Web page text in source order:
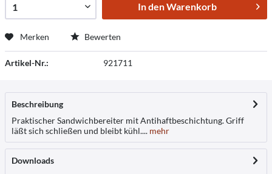
In denWarenkorb
Merken Bewerten
Artikel-Nr.: 921711
Beschreibung
Praktischer Sandwichbereiter mit Antihaftbeschichtung. Griff
läßt sich schließen und bleibt kühl.... mehr
Downloads